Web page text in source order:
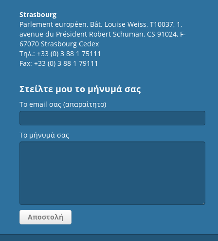
Strasbourg
Parlement européen, Bât. Louise Weiss, T10037, 1,
avenue du Président Robert Schuman, CS 91024, F-
67070 Strasbourg Cedex
Τηλ.: +33 (0) 3 88 1 75111
Fax: +33 (0) 3 88 1 79111
Στείλτε μου το μήνυμά σας
Το email σας (απαραίτητο)
Το μήνυμά σας